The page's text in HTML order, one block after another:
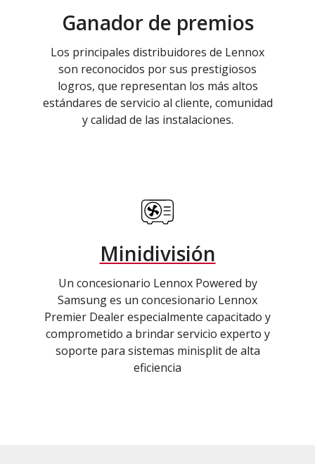
Ganador de premios
Los principales distribuidores de Lennox
son reconocidos por sus prestigiosos
logros, que representan los más altos
estándares de servicio al cliente, comunidad
y calidad de las instalaciones.
Minidivisión
Un concesionario Lennox Powered by
Samsung es un concesionario Lennox
Premier Dealer especialmente capacitado y
comprometido a brindar servicio experto y
soporte para sistemas minisplit de alta
eficiencia